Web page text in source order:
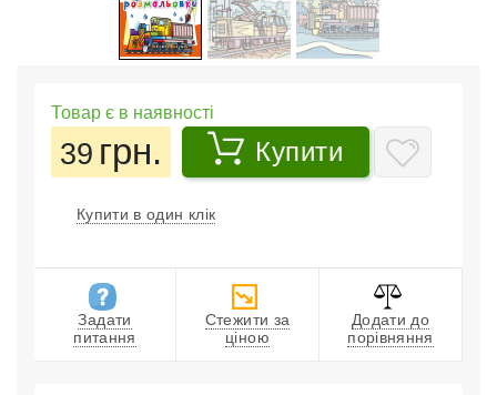
Товар є в наявності
39 грн. Купити
Купити в один клік
Задати
питання
Стежити за
ціною
Додати до
порівняння